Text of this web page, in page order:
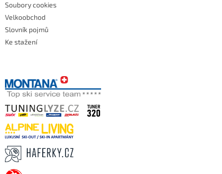
Soubory cookies
Velkoobchod
Slovník pojmů
Ke stažení